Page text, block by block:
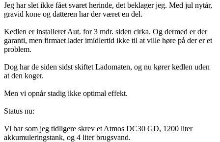
Jeg har slet ikke fået svaret herinde, det beklager jeg. Med jul nytår,
gravid kone og datteren har der været en del.
Kedlen er installeret Aut. for 3 mdr. siden cirka. Og dermed er der
garanti, men firmaet lader imidlertid ikke til at ville høre på der er et
problem.
Dog har de siden sidst skiftet Ladomaten, og nu kører kedlen uden
at den koger.
Men vi opnår stadig ikke optimal effekt.
Status nu:
Vi har som jeg tidligere skrev et Atmos DC30 GD, 1200 liter
akkumuleringstank, og 4 liter brugsvand.